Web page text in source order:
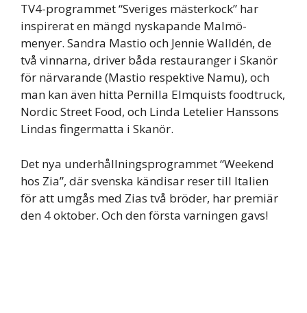
TV4-programmet “Sveriges mästerkock” har
inspirerat en mängd nyskapande Malmö-
menyer. Sandra Mastio och Jennie Walldén, de
två vinnarna, driver båda restauranger i Skanör
för närvarande (Mastio respektive Namu), och
man kan även hitta Pernilla Elmquists foodtruck,
Nordic Street Food, och Linda Letelier Hanssons
Lindas fingermatta i Skanör.
Det nya underhållningsprogrammet “Weekend
hos Zia”, där svenska kändisar reser till Italien
för att umgås med Zias två bröder, har premiär
den 4 oktober. Och den första varningen gavs!